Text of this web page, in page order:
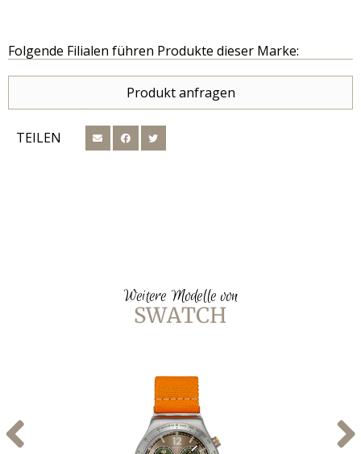
Folgende Filialen führen Produkte dieser Marke:
Produkt anfragen
TEILEN
Weitere Modelle von
SWATCH